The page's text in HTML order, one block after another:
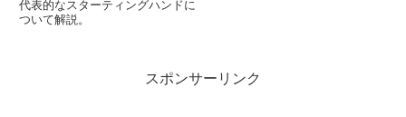
代表的なスターティングハンドに
ついて解説。
スポンサーリンク